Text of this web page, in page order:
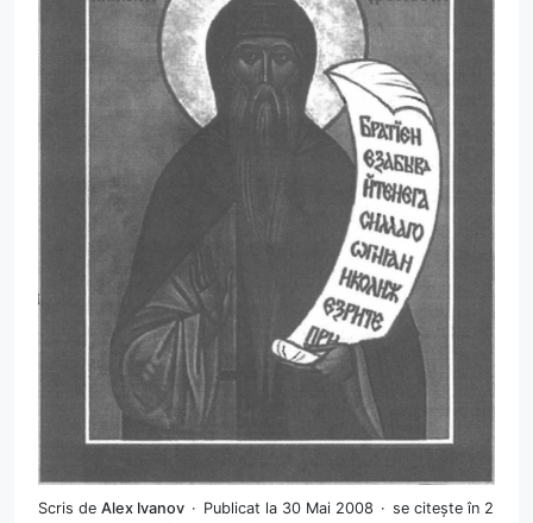
Scris de Alex Ivanov Publicat la 30 Mai 2008
se citește în 2